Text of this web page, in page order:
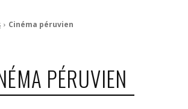
Cinéma péruvien
PÉRUVIEN